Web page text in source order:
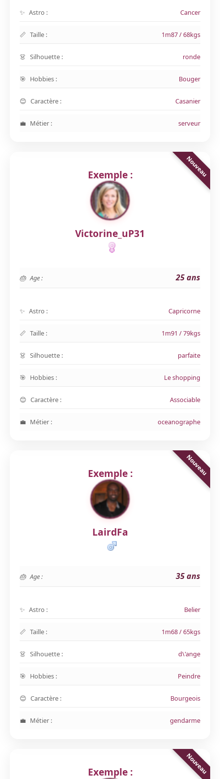
Astro : Cancer
Taille : 1m87 / 68kgs
Silhouette : ronde
Hobbies : Bouger
Caractère : Casanier
Métier : serveur
Exemple :
Victorine_uP31
Age : 25 ans
Astro : Capricorne
Taille : 1m91 / 79kgs
Silhouette : parfaite
Hobbies : Le shopping
Caractère : Associable
Métier : oceanographe
Exemple :
LairdFa
Age : 35 ans
Astro : Belier
Taille : 1m68 / 65kgs
Silhouette : d\'ange
Hobbies : Peindre
Caractère : Bourgeois
Métier : gendarme
Exemple :